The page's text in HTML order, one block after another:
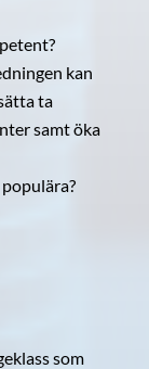
kan
ta
samt öka
som